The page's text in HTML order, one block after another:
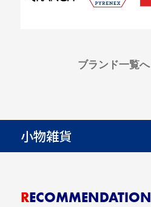
ブランド一覧へ
小物雑貨
RECOMMENDATION